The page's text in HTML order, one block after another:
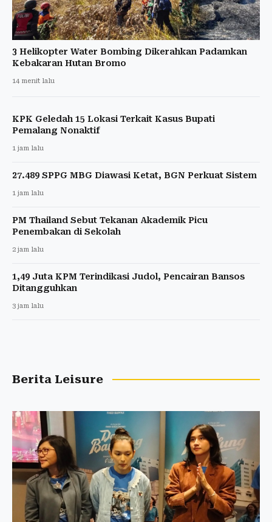
3 Helikopter Water Bombing Dikerahkan Padamkan
Kebakaran Hutan Bromo
14 menit lalu
KPK Geledah 15 Lokasi Terkait Kasus Bupati
Pemalang Nonaktif
1 jam lalu
27.489 SPPG MBG Diawasi Ketat, BGN Perkuat Sistem
1 jam lalu
PM Thailand Sebut Tekanan Akademik Picu
Penembakan di Sekolah
2 jam lalu
1,49 Juta KPM Terindikasi Judol, Pencairan Bansos
Ditangguhkan
3 jam lalu
Berita Leisure